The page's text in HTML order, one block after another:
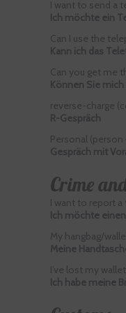
I want to send a
Ich möchte ein
Can I use the
Kann ich das
Can you get me
Können Sie
reverse-charge
R-Gespräch
Personal
Gespräch mit
Crime
I want to report a
Ich möchte
My hangbag/
Meine
I’ve lost my
Ich habe meine